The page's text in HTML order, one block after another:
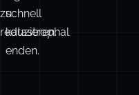
zu
reduzieren.
schnell
katastrophal
enden.